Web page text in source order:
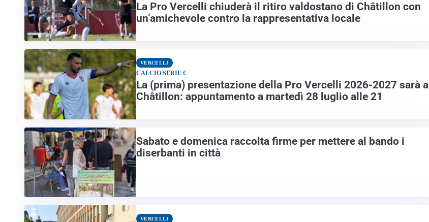
La Pro Vercelli chiuderà il ritiro valdostano di Châtillon con
un’amichevole contro la rappresentativa locale
VERCELLI
CALCIO SERIE C
La (prima) presentazione della Pro Vercelli 2026-2027 sarà a
Châtillon: appuntamento a martedì 28 luglio alle 21
Sabato e domenica raccolta firme per mettere al bando i
diserbanti in città
VERCELLI